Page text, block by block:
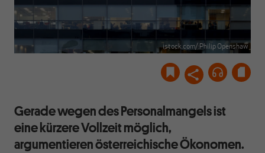
istock.com/:Philip Openshaw
Gerade wegen des Personalmangels ist
eine kürzere Vollzeit möglich,
argumentieren österreichische Ökonomen.